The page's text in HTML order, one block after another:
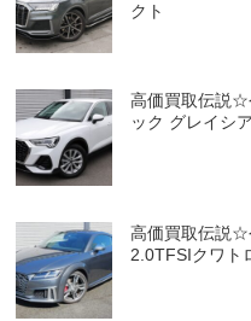
クト
高価買取伝説☆
ック グレイシ
高価買取伝説☆
2.0TFSIクワト